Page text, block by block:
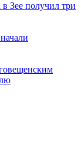
Зее получил три